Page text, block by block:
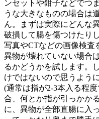
ンセットや鉗子などでつ
うな大きなものの場合は
ん。まずは実際にどんな
破損して腸を傷つけたり
写真やCTなどの画像検査
異物が壊れていない場合
るかどうかを試します。
けではないので思うよう
(通常は指が2-3本入る程
合、何とか指が引っかか
に、異物が全部直腸に入